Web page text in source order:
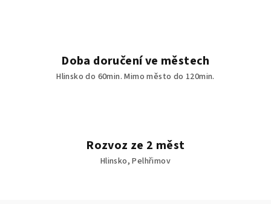
Doba doručení ve městech
Hlinsko do 60min. Mimo město do 120min.
Rozvoz ze 2 měst
Hlinsko, Pelhřimov